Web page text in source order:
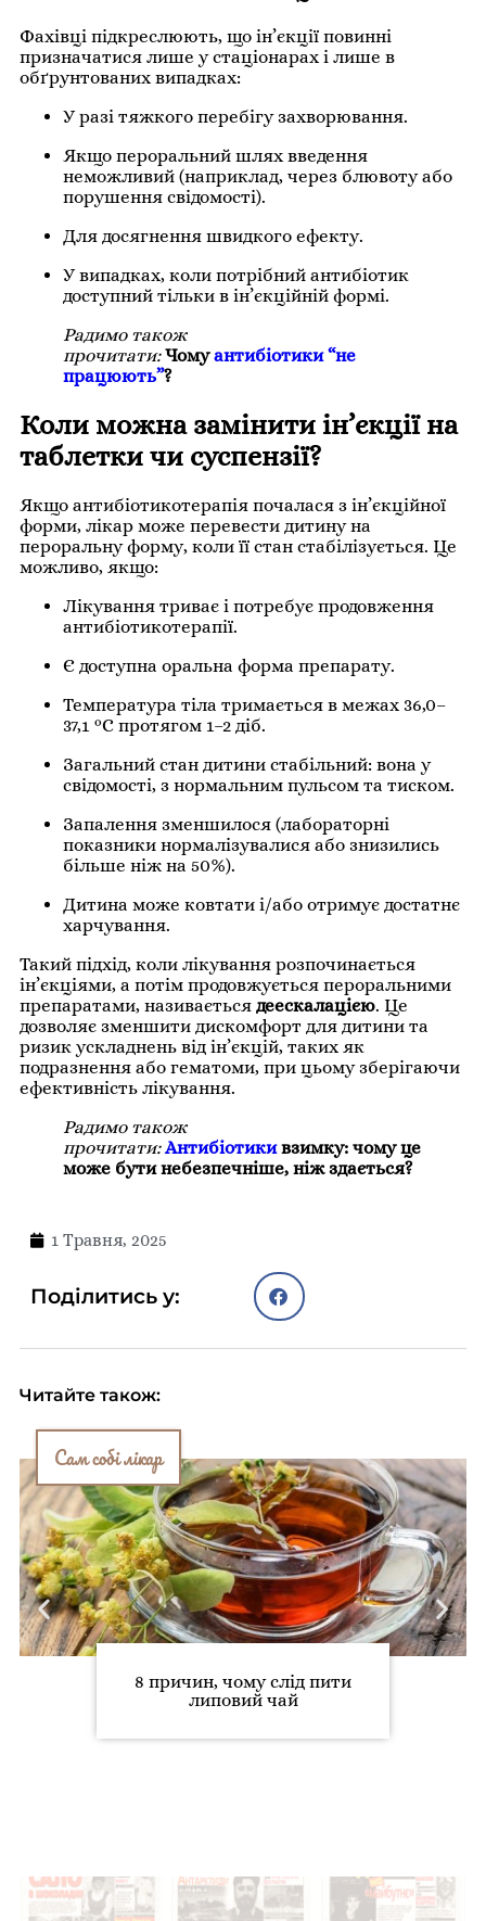
Фахівці підкреслюють, що ін’єкції повинні
призначатися лише у стаціонарах і лише в
обґрунтованих випадках:
У разі тяжкого перебігу захворювання.
Якщо пероральний шлях введення
неможливий (наприклад, через блювоту або
порушення свідомості).
Для досягнення швидкого ефекту.
У випадках, коли потрібний антибіотик
доступний тільки в ін’єкційній формі.
Радимо також
прочитати: Чомуантибіотики “не
працюють”?
Коли можна замінити ін’єкції на
таблетки чи суспензії?
Якщо антибіотикотерапія почалася з ін’єкційної
форми, лікар може перевести дитину на
пероральну форму, коли її стан стабілізується. Це
можливо, якщо:
Лікування триває і потребує продовження
антибіотикотерапії.
Є доступна оральна форма препарату.
Температура тіла тримається в межах 36,0–
37,1 °C протягом 1–2 діб.
Загальний стан дитини стабільний: вона у
свідомості, з нормальним пульсом та тиском.
Запалення зменшилося (лабораторні
показники нормалізувалися або знизились
більше ніж на 50%).
Дитина може ковтати і/або отримує достатнє
харчування.
Такий підхід, коли лікування розпочинається
ін’єкціями, а потім продовжується пероральними
препаратами, називається деескалацією. Це
дозволяє зменшити дискомфорт для дитини та
ризик ускладнень від ін’єкцій, таких як
подразнення або гематоми, при цьому зберігаючи
ефективність лікування.
Радимо також
прочитати: Антибіотикивзимку: чому це
може бути небезпечніше, ніж здається?
1 Травня, 2025
Поділитись у:
Читайте також:
Сам собі лікар
8 причин, чому слід пити
липовий чай